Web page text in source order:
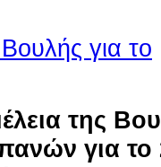
της
για το